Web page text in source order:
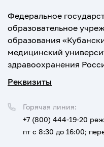
Федеральное
образовательное
образования
медицинский
здравоохранения
Реквизиты
Горячая линия:
+7 (800) 444-19-20
пт с 8:30 до 16:00;